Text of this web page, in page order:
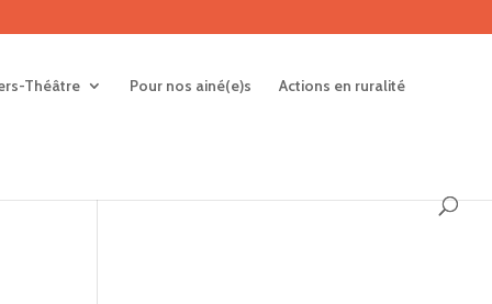
Théâtre Pour nos ainé(e)s Actions en ruralité